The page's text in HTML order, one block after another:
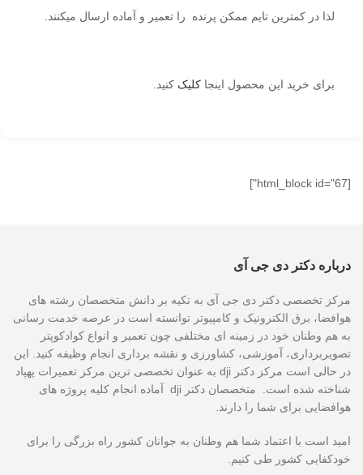
لذا در کمترین تایم ممکن پرنده را تعمیر و آماده ارسال میکنند.
برای خرید این محصول اینجاکلیک کنید.
[html_block id="67"]
درباره دکتر دی جی آی
مرکز تخصصی دکتر دی جی آی به تکیه بر دانش متخصصان رشته های
هوافضا، برق الکترونیک و کامپیوتر توانسته است در عرصه خدمت رسانی
به هم وطنان خود در زمینه ای مختلفی چون تعمیر و انواع کوادکوپتر
تصویربرداری، آموزشی، کشاورزی و نقشه برداری انجام وظیفه کنید. این
در حالی است مرکز دکتر dji به عنوان تخصصی ترین مرکز تعمیرات پهپاد
شناخته شده است. متخصصان دکتر dji آماده انجام کلیه پروژه های
هوافضایی برای شما را دارند.
امید است با اعتماد شما هم وطنان به جوانان کشور راه بزرگی را برای
خودکفایی کشور طی کنیم.